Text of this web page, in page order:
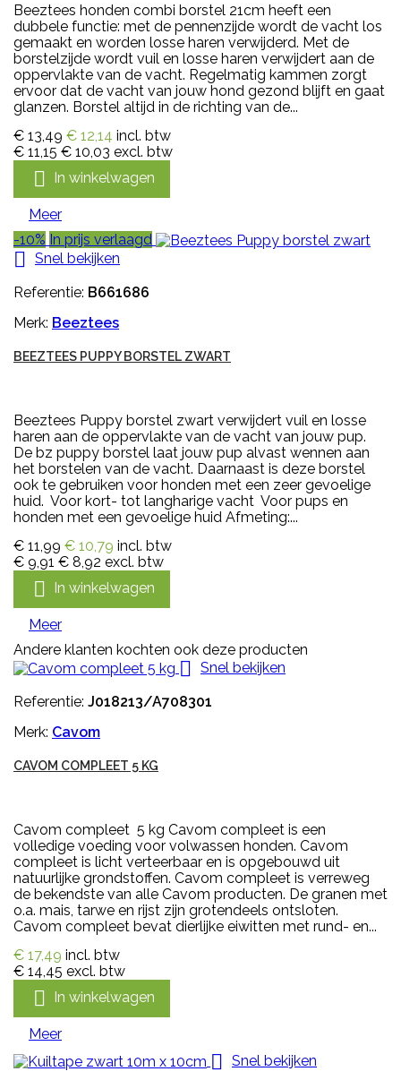
Beeztees honden combi borstel 21cm heeft een
dubbele functie: met de pennenzijde wordt de vacht los
gemaakt en worden losse haren verwijderd. Met de
borstelzijde wordt vuil en losse haren verwijdert aan de
oppervlakte van de vacht. Regelmatig kammen zorgt
ervoor dat de vacht van jouw hond gezond blijft en gaat
glanzen. Borstel altijd in de richting van de...
€ 13,49 € 12,14 incl. btw
€ 11,15 € 10,03 excl. btw
 In winkelwagen
Meer
-10% In prijs verlaagd
 Snel bekijken
Referentie: B661686
Merk: Beeztees
BEEZTEES PUPPY BORSTEL ZWART
Beeztees Puppy borstel zwart verwijdert vuil en losse
haren aan de oppervlakte van de vacht van jouw pup.
De bz puppy borstel laat jouw pup alvast wennen aan
het borstelen van de vacht. Daarnaast is deze borstel
ook te gebruiken voor honden met een zeer gevoelige
huid. Voor kort- tot langharige vacht Voor pups en
honden met een gevoelige huid Afmeting:...
€ 11,99 € 10,79 incl. btw
€ 9,91 € 8,92 excl. btw
 In winkelwagen
Meer
Andere klanten kochten ook deze producten
 Snel bekijken
Referentie: J018213/A708301
Merk: Cavom
CAVOM COMPLEET 5 KG
Cavom compleet 5 kg Cavom compleet is een
volledige voeding voor volwassen honden. Cavom
compleet is licht verteerbaar en is opgebouwd uit
natuurlijke grondstoffen. Cavom compleet is verreweg
de bekendste van alle Cavom producten. De granen met
o.a. mais, tarwe en rijst zijn grotendeels ontsloten.
Cavom compleet bevat dierlijke eiwitten met rund- en...
€ 17,49 incl. btw
€ 14,45 excl. btw
 In winkelwagen
Meer
 Snel bekijken